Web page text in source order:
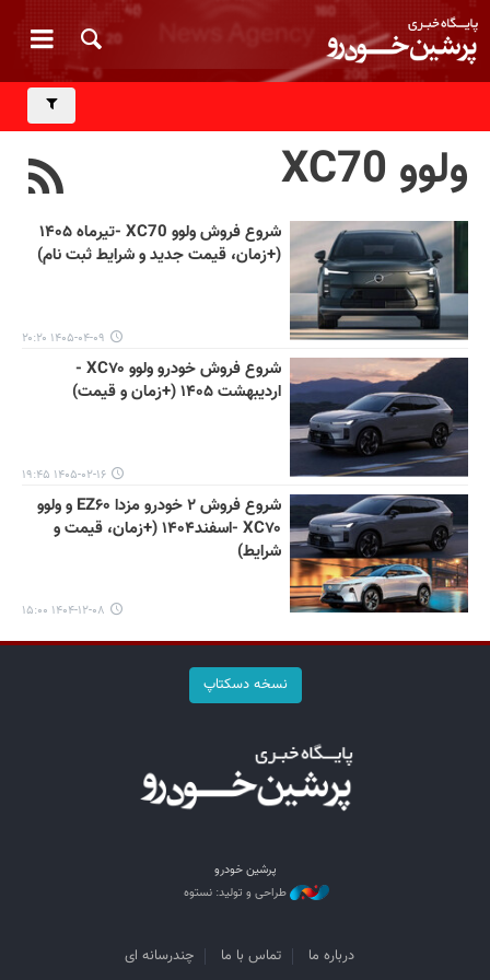
ولوو XC70
شروع فروش ولوو XC70 -تیرماه ۱۴۰۵
(+زمان، قیمت جدید و شرایط ثبت نام)
۱۴۰۵-۰۴-۰۹ ۲۰:۲۰
شروع فروش خودرو ولوو XC۷۰ -
اردیبهشت ۱۴۰۵ (+زمان و قیمت)
۱۴۰۵-۰۲-۱۶ ۱۹:۴۵
شروع فروش ۲ خودرو مزدا EZ۶۰ و ولوو
XC۷۰ -اسفند۱۴۰۴ (+زمان، قیمت و
شرایط)
۱۴۰۴-۱۲-۰۸ ۱۵:۰۰
نسخه دسکتاپ
پرشین خودرو
طراحی و تولید: نستوه
درباره ما تماس با ما چندرسانه ای